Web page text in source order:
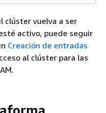
clúster vuelva a ser
activo, puede seguir
Creación de entradas
al clúster para las